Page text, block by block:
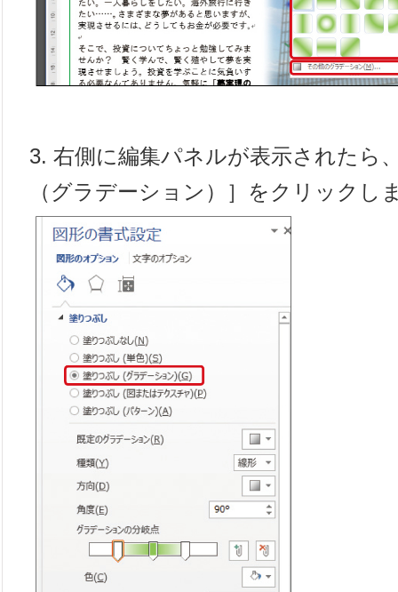
3. 右側に編集パネルが表示されたら
（グラデーション）］をクリックし